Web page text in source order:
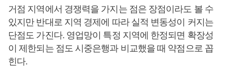
거점 지역에서 경쟁력을 가지는 점은 장점이라도 볼 수
있지만 반대로 지역 경제에 따라 실적 변동성이 커지는
단점도 가진다. 영업망이 특정 지역에 한정되면 확장성
이 제한되는 점도 시중은행과 비교했을 때 약점으로 꼽
힌다.